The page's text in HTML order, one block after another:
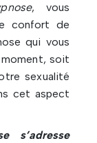
, vous
confort de
qui vous
soit
sexualité
cet aspect
s’adresse